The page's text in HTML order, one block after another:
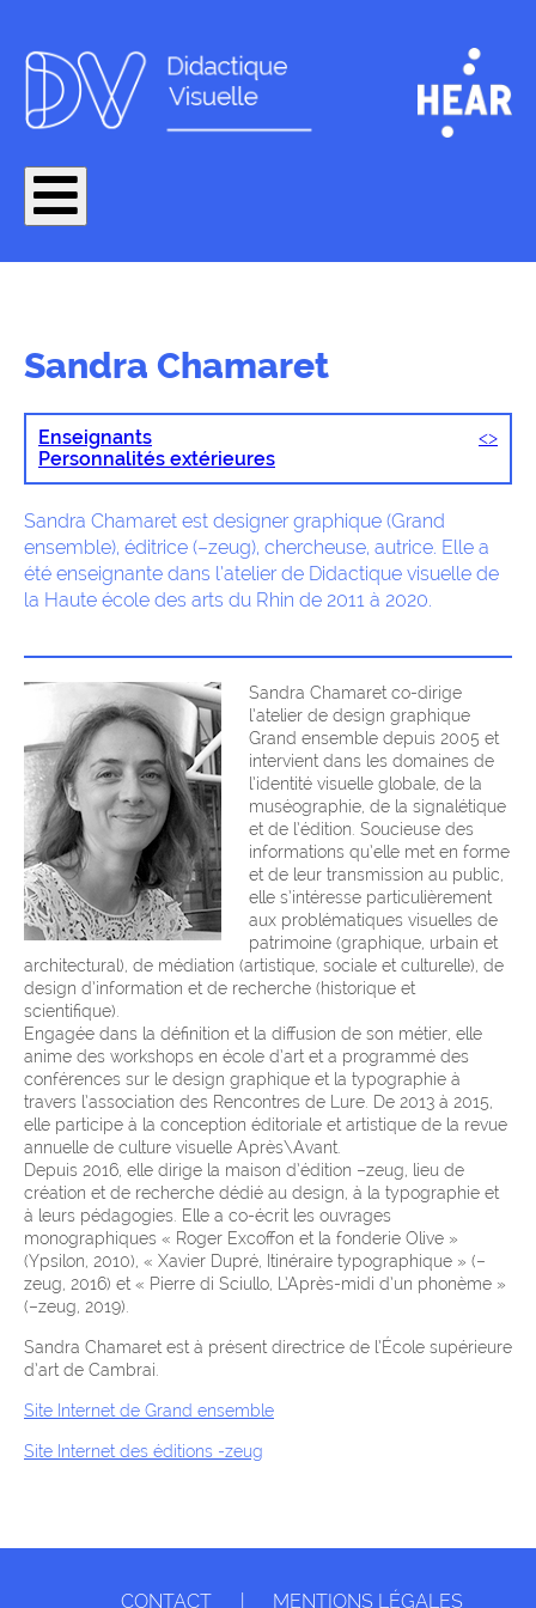
Sandra Chamaret
Enseignants
Personnalités extérieures
<>
Sandra Chamaret est designer graphique (Grand
ensemble), éditrice (–zeug), chercheuse, autrice. Elle a
été enseignante dans l’atelier de Didactique visuelle de
la Haute école des arts du Rhin de 2011 à 2020.
Sandra Chamaret co-dirige
l’atelier de design graphique
Grand ensemble depuis 2005 et
intervient dans les domaines de
l’identité visuelle globale, de la
muséographie, de la signalétique
et de l’édition. Soucieuse des
informations qu’elle met en forme
et de leur transmission au public,
elle s’intéresse particulièrement
aux problématiques visuelles de
patrimoine (graphique, urbain et
architectural), de médiation (artistique, sociale et culturelle), de
design d’information et de recherche (historique et
scientifique).
Engagée dans la définition et la diffusion de son métier, elle
anime des workshops en école d’art et a programmé des
conférences sur le design graphique et la typographie à
travers l’association des Rencontres de Lure. De 2013 à 2015,
elle participe à la conception éditoriale et artistique de la revue
annuelle de culture visuelle Après\Avant.
Depuis 2016, elle dirige la maison d’édition –zeug, lieu de
création et de recherche dédié au design, à la typographie et
à leurs pédagogies. Elle a co-écrit les ouvrages
monographiques « Roger Excoffon et la fonderie Olive »
(Ypsilon, 2010), « Xavier Dupré, Itinéraire typographique » (–
zeug, 2016) et « Pierre di Sciullo, L’Après-midi d’un phonème »
(–zeug, 2019).
Sandra Chamaret est à présent directrice de l’École supérieure
d’art de Cambrai.
Site Internet de Grand ensemble
Site Internet des éditions -zeug
CONTACT MENTIONS LÉGALES